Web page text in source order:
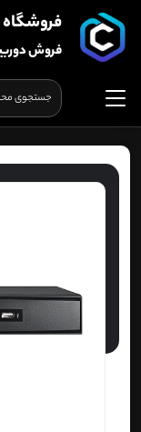
فروشگاه
فروش